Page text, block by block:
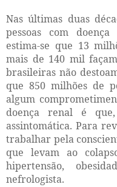
Nas últimas duas
pessoas com
estima-se que 13
mais de 140 mil faç
brasileiras não
que 850 milhões de
algum
doença renal é
assintomática. Para
trabalhar pela
que levam ao
hipertensão,
nefrologista.